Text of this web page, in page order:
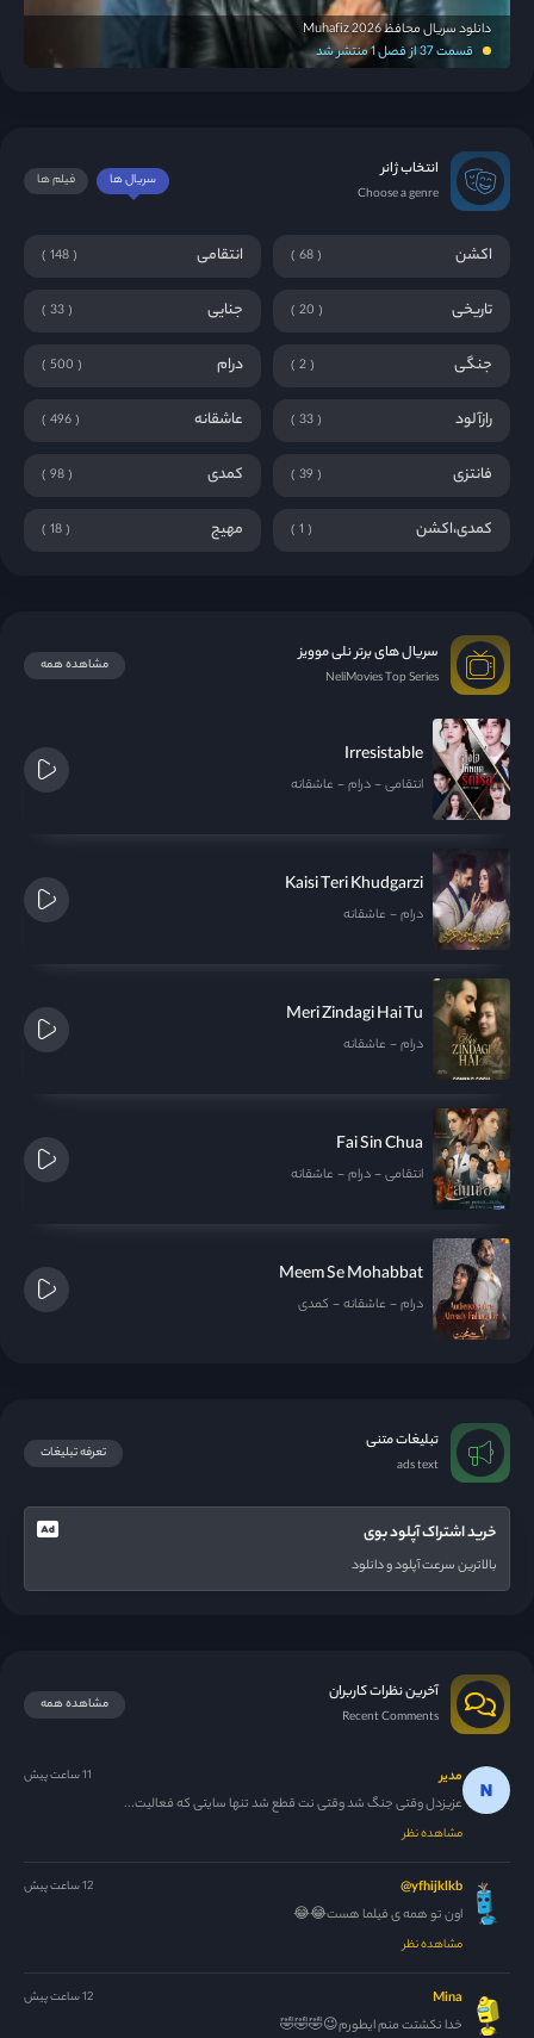
دانلود سریال محافظ Muhafiz 2026
قسمت 37 از فصل 1 منتشر شد
انتخاب ژانر
Choose a genre
فیلم ها سریال ها
اکشن 68 انتقامی 148
تاریخی 20 جنایی 33
جنگی 2 درام 500
رازآلود 33 عاشقانه 496
فانتزی 39 کمدی 98
کمدی،اکشن 1 مهیج 18
سریال های برتر نلی موویز
NeliMovies Top Series
مشاهده همه
Irresistable
انتقامی درام عاشقانه
Kaisi Teri Khudgarzi
درام عاشقانه
Meri Zindagi Hai Tu
درام عاشقانه
Fai Sin Chua
انتقامی درام عاشقانه
Meem Se Mohabbat
درام عاشقانه کمدی
تبلیغات متنی
ads text
تعرفه تبلیغات
خرید اشتراک آپلود بوی
بالاترین سرعت آپلود و دانلود
آخرین نظرات کاربران
Recent Comments
مشاهده همه
مدیر 11 ساعت پیش
عزیزدل وقتی جنگ شد وقتی نت قطع شد تنها سایتی که فعالیت...
مشاهده نظر
yfhijklkb@ 12 ساعت پیش
اون تو همه ی فیلما هست😂😂
مشاهده نظر
Mina 12 ساعت پیش
خدا نکشتت منم ایطورم😉🤣🤣🤣